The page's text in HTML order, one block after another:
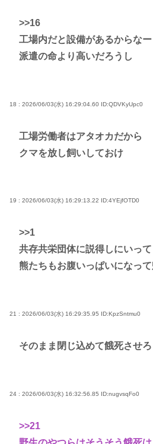
>>16
工場内だと設備があるからなー
派遣の命より高いだろうし
18 : 2026/06/03(水) 16:29:04.60 ID:QDVKyUpc0
工場労働者はアタオカだから
クマを放し飼いしておけ
19 : 2026/06/03(水) 16:29:13.22 ID:4YEjfOTD0
>>1
共存共栄団体に説得しにいっ
熊たちもお腹いっぱいになっ
21 : 2026/06/03(水) 16:29:35.95 ID:KpzSntmu0
そのまま閉じ込めて餓死させろ
24 : 2026/06/03(水) 16:32:56.85 ID:nugvsqFo0
>>21